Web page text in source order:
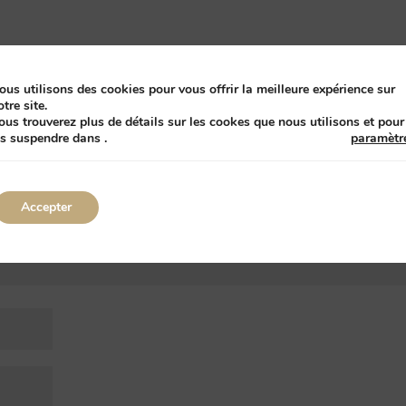
champs obligatoires sont indiqués avec
utilisons des cookies pour vous offrir la meilleure expérience sur
site.
trouverez plus de détails sur les cookes que nous utilisons et pour
suspendre dans .
Accepter